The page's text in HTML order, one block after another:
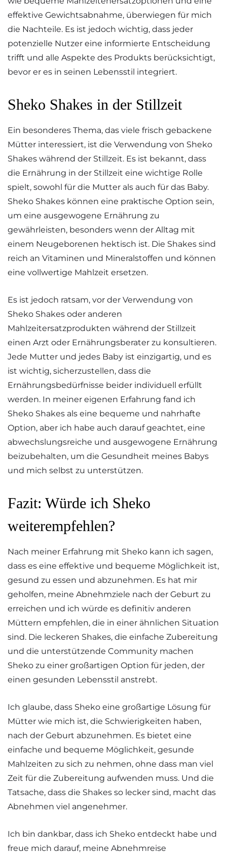
effektive Gewichtsabnahme, überwiegen für mich
die Nachteile. Es ist jedoch wichtig, dass jeder
potenzielle Nutzer eine informierte Entscheidung
trifft und alle Aspekte des Produkts berücksichtigt,
bevor er es in seinen Lebensstil integriert.
Sheko Shakes in der Stillzeit
Ein besonderes Thema, das viele frisch gebackene
Mütter interessiert, ist die Verwendung von Sheko
Shakes während der Stillzeit. Es ist bekannt, dass
die Ernährung in der Stillzeit eine wichtige Rolle
spielt, sowohl für die Mutter als auch für das Baby.
Sheko Shakes können eine praktische Option sein,
um eine ausgewogene Ernährung zu
gewährleisten, besonders wenn der Alltag mit
einem Neugeborenen hektisch ist. Die Shakes sind
reich an Vitaminen und Mineralstoffen und können
eine vollwertige Mahlzeit ersetzen.
Es ist jedoch ratsam, vor der Verwendung von
Sheko Shakes oder anderen
Mahlzeitersatzprodukten während der Stillzeit
einen Arzt oder Ernährungsberater zu konsultieren.
Jede Mutter und jedes Baby ist einzigartig, und es
ist wichtig, sicherzustellen, dass die
Ernährungsbedürfnisse beider individuell erfüllt
werden. In meiner eigenen Erfahrung fand ich
Sheko Shakes als eine bequeme und nahrhafte
Option, aber ich habe auch darauf geachtet, eine
abwechslungsreiche und ausgewogene Ernährung
beizubehalten, um die Gesundheit meines Babys
und mich selbst zu unterstützen.
Fazit: Würde ich Sheko
weiterempfehlen?
Nach meiner Erfahrung mit Sheko kann ich sagen,
dass es eine effektive und bequeme Möglichkeit ist,
gesund zu essen und abzunehmen. Es hat mir
geholfen, meine Abnehmziele nach der Geburt zu
erreichen und ich würde es definitiv anderen
Müttern empfehlen, die in einer ähnlichen Situation
sind. Die leckeren Shakes, die einfache Zubereitung
und die unterstützende Community machen
Sheko zu einer großartigen Option für jeden, der
einen gesunden Lebensstil anstrebt.
Ich glaube, dass Sheko eine großartige Lösung für
Mütter wie mich ist, die Schwierigkeiten haben,
nach der Geburt abzunehmen. Es bietet eine
einfache und bequeme Möglichkeit, gesunde
Mahlzeiten zu sich zu nehmen, ohne dass man viel
Zeit für die Zubereitung aufwenden muss. Und die
Tatsache, dass die Shakes so lecker sind, macht das
Abnehmen viel angenehmer.
Ich bin dankbar, dass ich Sheko entdeckt habe und
freue mich darauf, meine Abnehmreise